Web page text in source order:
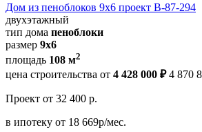
Дом из пеноблоков 9х6 проект В-87-294
двухэтажный
тип дома пеноблоки
размер 9x6
площадь 108 м2
цена строительства от 4 428 000 ₽ 4 870
Проект от 32 400 р.
в ипотеку от 18 669р/мес.